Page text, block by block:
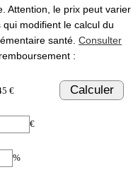
Attention, le prix peut varier
modifient le calcul du
santé. Consulter
:
€ Calculer
€
%